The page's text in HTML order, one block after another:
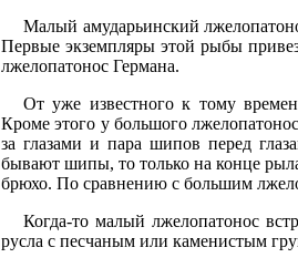
Малый амударьинский
Первые экземпляры этой рыбы
лжелопатонос Германа.
От уже известного к тому
Кроме этого у большого
за глазами и пара шипов перед
бывают шипы, то только на конце
брюхо. По сравнению с большим
Когда-то малый лжелопатонос
русла с песчаным или каменистым